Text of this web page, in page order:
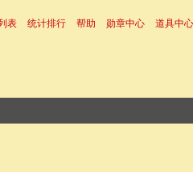
表 统计排行 帮助 勋章中心
道具中心